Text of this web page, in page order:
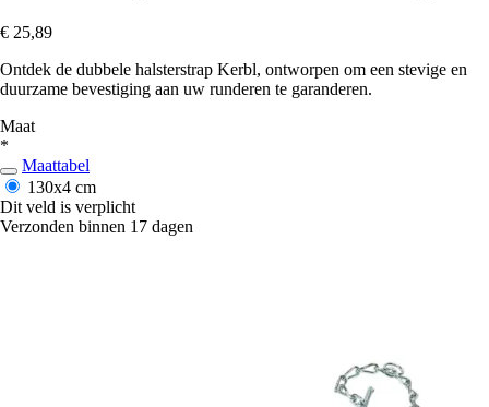
€ 25,89
Ontdek de dubbele halsterstrap Kerbl, ontworpen om een stevige en
duurzame bevestiging aan uw runderen te garanderen.
Maat
*
Maattabel
130x4 cm
Dit veld is verplicht
Verzonden binnen 17 dagen